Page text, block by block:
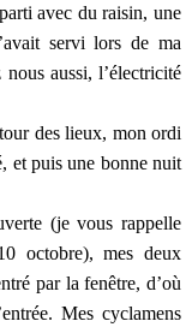
avec du raisin, une
servi lors de ma
aussi, l’électricité
des lieux, mon ordi
et puis une bonne nuit
(je vous rappelle
octobre), mes deux
par la fenêtre, d’où
Mes cyclamens